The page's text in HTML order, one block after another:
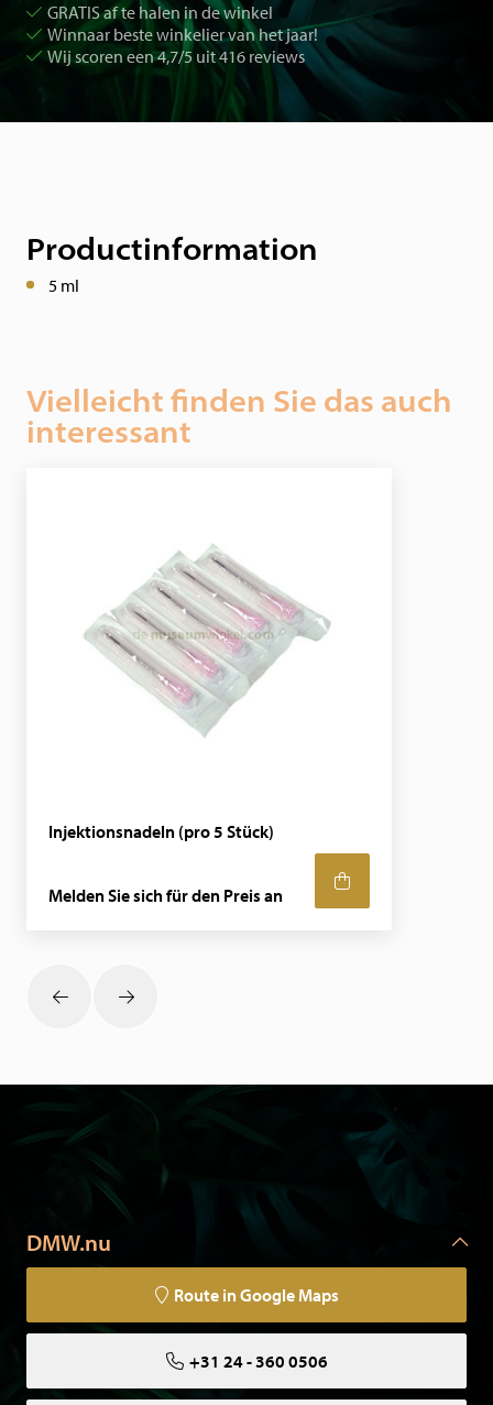
GRATIS af te halen in de winkel
Winnaar beste winkelier van het jaar!
Wij scoren een 4,7/5 uit 416 reviews
Productinformation
5 ml
Vielleicht finden Sie das auch
interessant
Injektionsnadeln (pro 5 Stück)
Melden Sie sich für den Preis an
DMW.nu
Route in Google Maps
+31 24 - 360 0506